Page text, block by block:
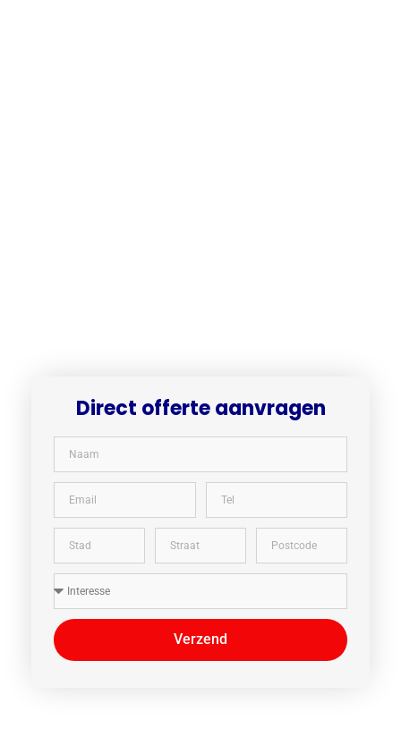
Direct offerte aanvragen​
Verzend